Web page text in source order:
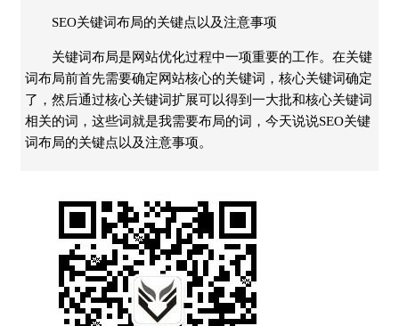
SEO关键词布局的关键点以及注意事项
关键词布局是网站优化过程中一项重要的工作。在关键
词布局前首先需要确定网站核心的关键词，核心关键词确定
了，然后通过核心关键词扩展可以得到一大批和核心关键词
相关的词，这些词就是我需要布局的词，今天说说SEO关键
词布局的关键点以及注意事项。